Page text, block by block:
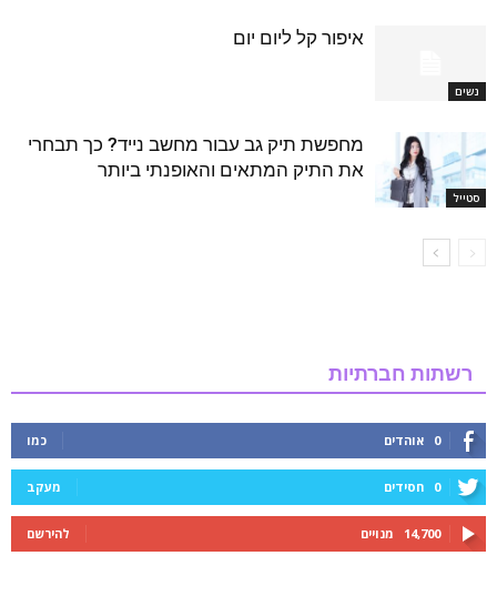
נשים
איפור קל ליום יום
סטייל
מחפשת תיק גב עבור מחשב נייד? כך תבחרי
את התיק המתאים והאופנתי ביותר
רשתות חברתיות
0 אוהדים כמו
0 חסידים מעקב
14,700 מנויים להירשם